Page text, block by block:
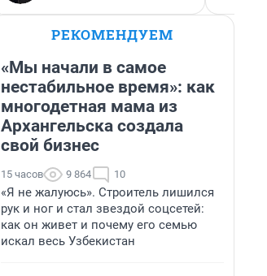
РЕКОМЕНДУЕМ
«Мы начали в самое
нестабильное время»: как
многодетная мама из
Архангельска создала
свой бизнес
15 часов 9 864 10
«Я не жалуюсь». Строитель лишился
рук и ног и стал звездой соцсетей:
как он живет и почему его семью
искал весь Узбекистан